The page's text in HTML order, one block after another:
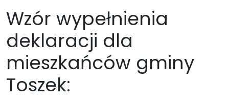
Wzór wypełnienia
deklaracji dla
mieszkańców gminy
Toszek: